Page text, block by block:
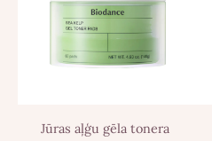
Jūras aļģu gēla tonera